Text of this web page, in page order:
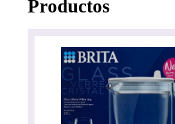
Productos